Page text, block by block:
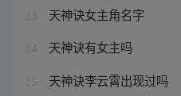
23 天神诀女主角名字
24 天神诀有女主吗
25 天神诀李云霄出现过吗